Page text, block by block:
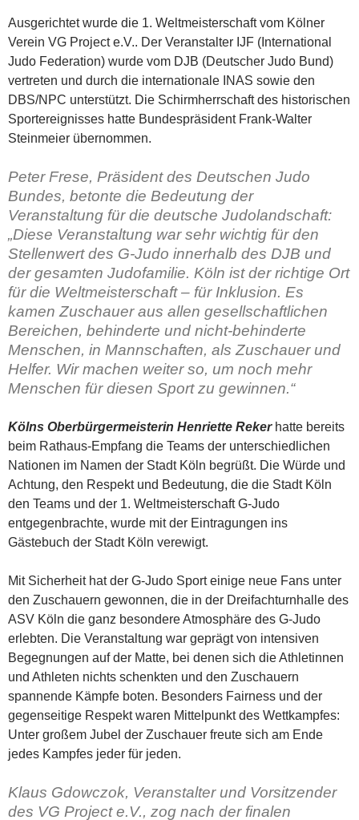
Ausgerichtet wurde die 1. Weltmeisterschaft vom Kölner
Verein VG Project e.V.. Der Veranstalter IJF (International
Judo Federation) wurde vom DJB (Deutscher Judo Bund)
vertreten und durch die internationale INAS sowie den
DBS/NPC unterstützt. Die Schirmherrschaft des historischen
Sportereignisses hatte Bundespräsident Frank-Walter
Steinmeier übernommen.
Peter Frese, Präsident des Deutschen Judo
Bundes, betonte die Bedeutung der
Veranstaltung für die deutsche Judolandschaft:
„Diese Veranstaltung war sehr wichtig für den
Stellenwert des G-Judo innerhalb des DJB und
der gesamten Judofamilie. Köln ist der richtige Ort
für die Weltmeisterschaft – für Inklusion. Es
kamen Zuschauer aus allen gesellschaftlichen
Bereichen, behinderte und nicht-behinderte
Menschen, in Mannschaften, als Zuschauer und
Helfer. Wir machen weiter so, um noch mehr
Menschen für diesen Sport zu gewinnen.“
Kölns Oberbürgermeisterin Henriette Rekerhatte bereits
beim Rathaus-Empfang die Teams der unterschiedlichen
Nationen im Namen der Stadt Köln begrüßt. Die Würde und
Achtung, den Respekt und Bedeutung, die die Stadt Köln
den Teams und der 1. Weltmeisterschaft G-Judo
entgegenbrachte, wurde mit der Eintragungen ins
Gästebuch der Stadt Köln verewigt.
Mit Sicherheit hat der G-Judo Sport einige neue Fans unter
den Zuschauern gewonnen, die in der Dreifachturnhalle des
ASV Köln die ganz besondere Atmosphäre des G-Judo
erlebten. Die Veranstaltung war geprägt von intensiven
Begegnungen auf der Matte, bei denen sich die Athletinnen
und Athleten nichts schenkten und den Zuschauern
spannende Kämpfe boten. Besonders Fairness und der
gegenseitige Respekt waren Mittelpunkt des Wettkampfes:
Unter großem Jubel der Zuschauer freute sich am Ende
jedes Kampfes jeder für jeden.
Klaus Gdowczok, Veranstalter und Vorsitzender
des VG Project e.V., zog nach der finalen